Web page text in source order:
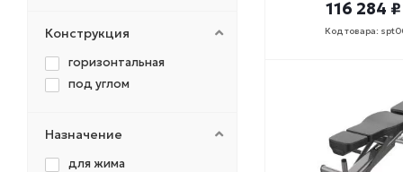
116 284 ₽
Код товара:
ULTRAGYM
V-SPORT
Конструкция
горизонтальная
под углом
Назначение
для жима